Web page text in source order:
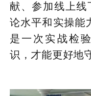
献、参加线上线
论水平和实操能
是一次实战检
识，才能更好地